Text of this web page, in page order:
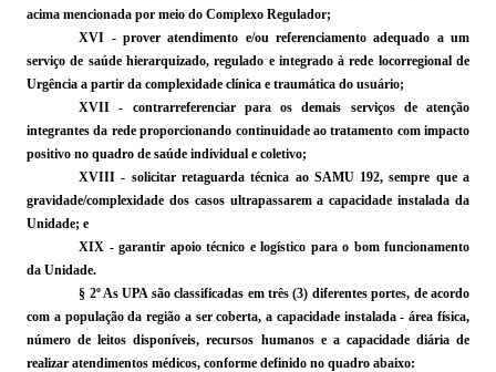
acima mencionada por meio do Complexo Regulador;
XVI - prover atendimento e/ou referenciamentoadequado a um
serviço de saúde hierarquizado, regulado e integrado à rede locorregionalde
Urgência a partir da complexidade clínica e traumática do usuário;
XVII - contrarreferenciarpara os demais serviços de atenção
integrantes da rede proporcionando continuidade ao tratamento com impacto
positivo no quadro de saúde individual e coletivo;
XVIII - solicitar retaguarda técnica ao SAMU 192, sempre que a
gravidade/complexidade dos casos ultrapassarem a capacidade instalada da
Unidade; e
XIX - garantir apoio técnico e logístico para o bom funcionamento
da Unidade.
§ 2º As UPA são classificadas em três (3) diferentes portes, de acordo
com a população da região a ser coberta, a capacidade instalada - área física,
número de leitos disponíveis, recursos humanos e a capacidade diária de
realizar atendimentos médicos, conforme definido no quadro abaixo: